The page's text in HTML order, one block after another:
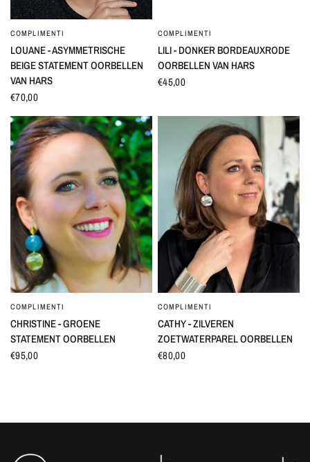
SNEL BEKIJKEN
COMPLIMENTI
LOUANE - ASYMMETRISCHE
BEIGE STATEMENT OORBELLEN
VAN HARS
€70,00
SNEL BEKIJKEN
COMPLIMENTI
LILI - DONKER BORDEAUXRODE
OORBELLEN VAN HARS
€45,00
SNEL BEKIJKEN
COMPLIMENTI
CHRISTINE - GROENE
STATEMENT OORBELLEN
€95,00
SNEL BEKIJKEN
COMPLIMENTI
CATHY - ZILVEREN
ZOETWATERPAREL OORBELLEN
€80,00